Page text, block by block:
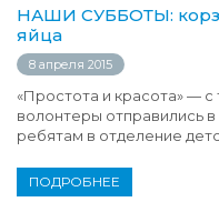
НАШИ СУББОТЫ:
яйца
8 апреля 2015
«Простота и красота» —
волонтеры отправились в
ребятам в отделение
ПОДРОБНЕЕ